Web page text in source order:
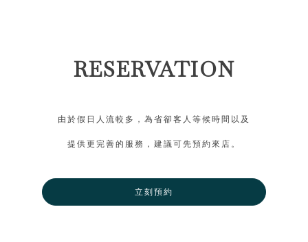
RESERVATION
由於假日人流較多，為省卻客人等候時間以及
提供更完善的服務，建議可先預約來店。
立刻預約